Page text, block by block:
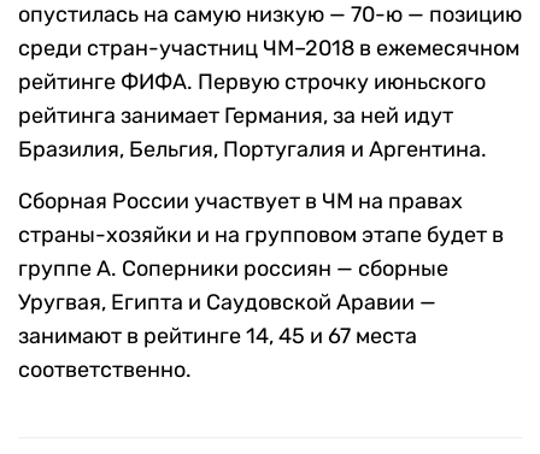
опустилась на самую низкую — 70-ю — позицию
среди стран-участниц ЧМ–2018 в ежемесячном
рейтинге ФИФА. Первую строчку июньского
рейтинга занимает Германия, за ней идут
Бразилия, Бельгия, Португалия и Аргентина.
Сборная России участвует в ЧМ на правах
страны-хозяйки и на групповом этапе будет в
группе А. Соперники россиян — сборные
Уругвая, Египта и Саудовской Аравии —
занимают в рейтинге 14, 45 и 67 места
соответственно.